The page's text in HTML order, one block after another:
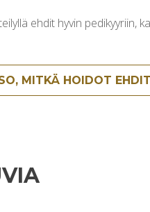
ehdit hyvin pedikyyriin,
MITKÄ HOIDOT